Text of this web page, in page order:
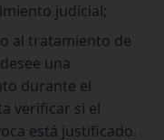
judicial;
al tratamiento de
una
durante el
verificar si el
está justificado.